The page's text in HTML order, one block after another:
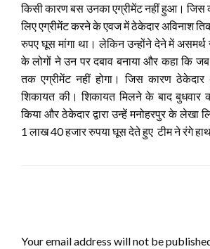
किसी कारण बस उनका एग्रीमेंट नहीं हुआ। जिस
लिए एग्रीमेंट करने के एवज में ठेकेदार अविनाश
रुपए घूस मांगा था। लेकिन उन्होंने देने में असमर्थ
के लोगों ने उन पर दबाव बनाया और कहा कि
तक एग्रीमेंट नहीं होगा। जिस कारण
शिकायत की। शिकायत मिलने के बाद
किया और ठेकेदार द्वारा उन्हें मनोहरपुर के लेखा
1 लाख 40 हजार रुपया घूस देते हुए टीम ने रंगे हाथ
Your email address will not be